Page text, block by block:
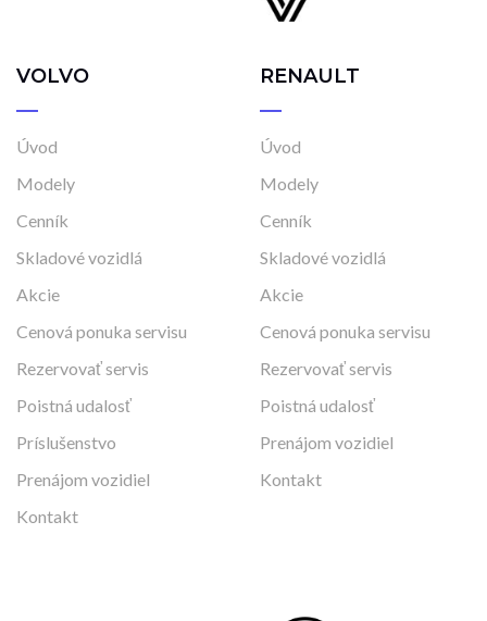
VOLVO
Úvod
Modely
Cenník
Skladové vozidlá
Akcie
Cenová ponuka servisu
Rezervovať servis
Poistná udalosť
Príslušenstvo
Prenájom vozidiel
Kontakt
RENAULT
Úvod
Modely
Cenník
Skladové vozidlá
Akcie
Cenová ponuka servisu
Rezervovať servis
Poistná udalosť
Prenájom vozidiel
Kontakt